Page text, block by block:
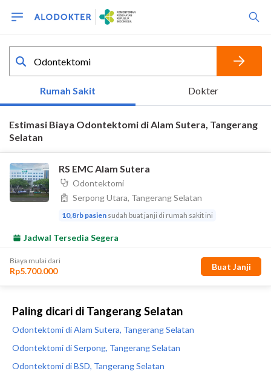
Paling dicari di Tangerang Selatan
Odontektomi di Alam Sutera, Tangerang Selatan
Odontektomi di Serpong, Tangerang Selatan
Odontektomi di BSD, Tangerang Selatan